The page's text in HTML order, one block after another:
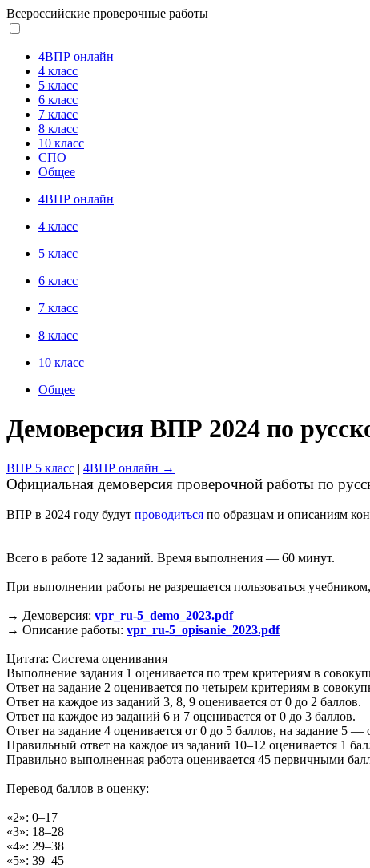
Всероссийские проверочные работы
4ВПР онлайн
4 класс
5 класс
6 класс
7 класс
8 класс
10 класс
СПО
Общее
4ВПР онлайн
4 класс
5 класс
6 класс
7 класс
8 класс
10 класс
Общее
Демоверсия ВПР 2024 по
ВПР 5 класс | 4ВПР онлайн →
Официальная демоверсия проверочной работы по
ВПР в 2024 году будут проводиться по образцам и описаниям
Всего в работе 12 заданий. Время выполнения — 60 минут.
При выполнении работы не разрешается пользоваться
→ Демоверсия: vpr_ru-5_demo_2023.pdf
→ Описание работы: vpr_ru-5_opisanie_2023.pdf
Цитата: Система оценивания
Выполнение задания 1 оценивается по трем критериям в
Ответ на задание 2 оценивается по четырем критериям в
Ответ на каждое из заданий 3, 8, 9 оценивается от 0 до 2 баллов.
Ответ на каждое из заданий 6 и 7 оценивается от 0 до 3 баллов.
Ответ на задание 4 оценивается от 0 до 5 баллов, на задание 5 —
Правильный ответ на каждое из заданий 10–12 оценивается 1
Правильно выполненная работа оценивается 45 первичными
Перевод баллов в оценку:
«2»: 0–17
«3»: 18–28
«4»: 29–38
«5»: 39–45